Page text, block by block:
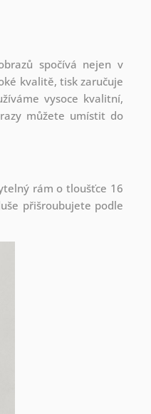
spočívá nejen v
kvalitě, tisk zaručuje
vysoce kvalitní,
můžete umístit do
rám o tloušťce 16
přišroubujete podle